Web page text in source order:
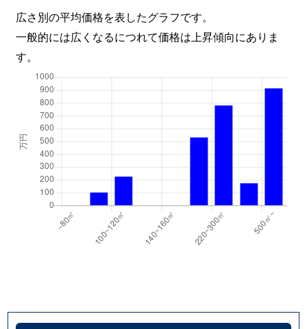
広さ別の平均価格を表したグラフです。
一般的には広くなるにつれて価格は上昇傾向にありま
す。